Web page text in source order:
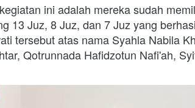
ini adalah mereka sudah
13 Juz, 8 Juz, dan 7 Juz yang
tersebut atas nama Syahla Nabila
Qotrunnada Hafidzotun Nafi'ah,